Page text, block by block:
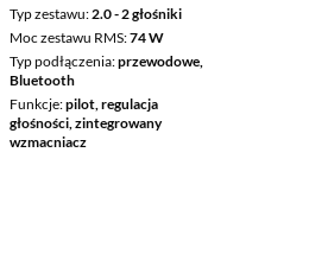
Typ zestawu 2.0 - 2 głośniki
Moc zestawu RMS 74 W
Typ podłączenia przewodowe,
Bluetooth
Funkcje pilot, regulacja
głośności, zintegrowany
wzmacniacz